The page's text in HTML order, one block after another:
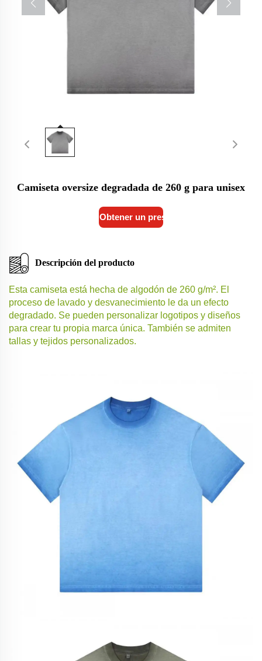
Camiseta oversize degradada de 260 g para unisex
Obtener un presupuesto
Descripción del producto
Esta camiseta está hecha de algodón de 260 g/m². El
proceso de lavado y desvanecimiento le da un efecto
degradado. Se pueden personalizar logotipos y diseños
para crear tu propia marca única. También se admiten
tallas y tejidos personalizados.